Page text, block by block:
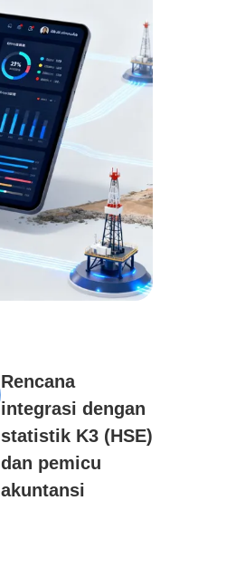
Rencana
integrasi dengan
statistik K3 (HSE)
dan pemicu
akuntansi